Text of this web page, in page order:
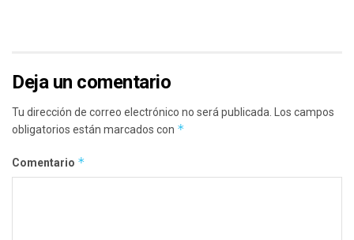
Deja un comentario
Tu dirección de correo electrónico no será publicada.
Los campos
obligatorios están marcados con *
Comentario *